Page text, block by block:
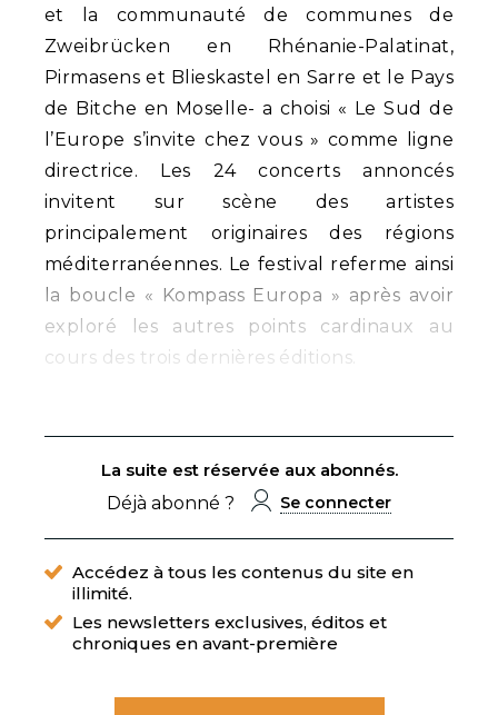
et la communauté de communes de
Zweibrücken en Rhénanie-Palatinat,
Pirmasens et Blieskastel en Sarre et le Pays
de Bitche en Moselle- a choisi « Le Sud de
l’Europe s’invite chez vous » comme ligne
directrice. Les 24 concerts annoncés
invitent sur scène des artistes
principalement originaires des régions
méditerranéennes. Le festival referme ainsi
la boucle « Kompass Europa » après avoir
exploré les autres points cardinaux au
cours des trois dernières éditions.
La suite est réservée aux abonnés.
Déjà abonné ?
Se connecter
Accédez à tous les contenus du site en
illimité.
Les newsletters exclusives, éditos et
chroniques en avant-première